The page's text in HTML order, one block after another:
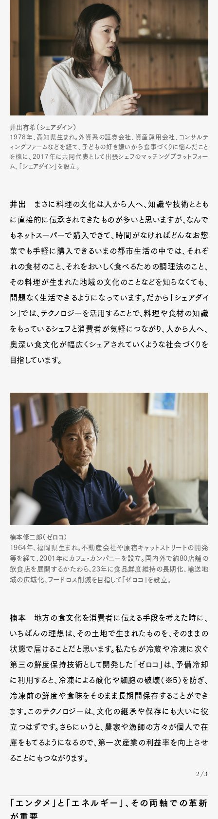
Art&DesignWatchFashion
井出有希（シェアダイン）
1978年、高知県生まれ。外資系の証券会社、資産運用会社、コンサルテ
ィングファームなどを経て、子どもの好き嫌いから食事づくりに悩んだこと
を機に、2017年に共同代表として出張シェフのマッチングプラットフォー
ム、「シェアダイン」を設立。
井出
まさに料理の文化は人から人へ、知識や技術ととも
に直接的に伝承されてきたものが多いと思いますが、なんで
もネットスーパーで購入できて、時間がなければどんなお惣
菜でも手軽に購入できるいまの都市生活の中では、それぞ
れの食材のこと、それをおいしく食べるための調理法のこと、
その料理が生まれた地域の文化のことなどを知らなくても、
問題なく生活できるようになっています。だから「シェアダイ
ン」では、テクノロジーを活用することで、料理や食材の知識
をもっているシェフと消費者が気軽につながり、人から人へ、
奥深い食文化が幅広くシェアされていくような社会づくりを
目指しています。
楠本修二郎（ゼロコ ）
1964年、福岡県生まれ。不動産会社や原宿キャットストリートの開発
等を経て、2001年にカフェ・カンパニーを設立。国内外で約80店舗の
飲食店を展開するかたわら、23年に食品鮮度維持の長期化、輸送地
域の広域化、フードロス削減を目指して「ゼロコ」を設立。
楠本 地方の食文化を消費者に伝える手段を考えた時に、
いちばんの理想は、その土地で生まれたものを、そのままの
状態で届けることだと思います。私たちが冷蔵や冷凍に次ぐ
第三の鮮度保持技術として開発した「ゼロコ」は、予備冷却
に利用すると、冷凍による酸化や細胞の破壊（※5）を防ぎ、
冷凍前の鮮度や食味をそのまま長期間保存することができ
ます。このテクノロジーは、文化の継承や保存にも大いに役
立つはずです。さらにいうと、農家や漁師の方々が個人で在
庫をもてるようになるので、第一次産業の利益率を向上させ
ることにもつながります。
2/3
「エンタメ」と「エネルギー」、その両軸での革新
が重要